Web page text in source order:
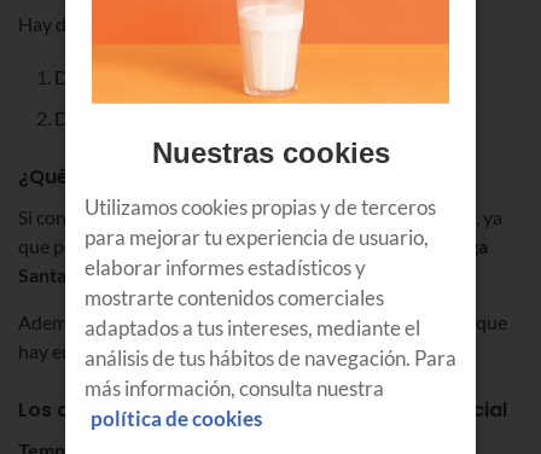
Hay dos opciones de contratación:
DAZN Esencial
DAZN Total
¿Qué incluye DAZN Total?
Si contratas DAZN Total, podrás disfrutar de más fútbol, ya
que podrás ver también5 partidos porjornada de LaLiga
Santander, durante 35 jornadas.
Además, en DAZN Total tienes todas las competiciones que
hay en DAZN Esencial.
Los deportes que se pueden ver en DAZN Esencial
Nuestras cookies
Utilizamos cookies propias y de terceros
para mejorar tu experiencia de usuario,
elaborar informes estadísticos y
mostrarte contenidos comerciales
adaptados a tus intereses, mediante el
análisis de tus hábitos de navegación. Para
más información, consulta nuestra
política de cookies